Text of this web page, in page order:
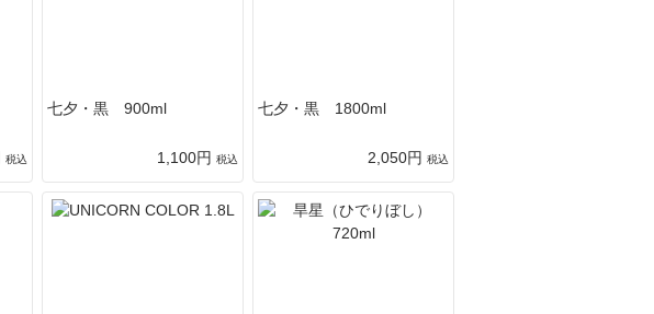
税込
七夕・黒 900ml
1,100円 税込
七夕・黒 1800ml
2,050円 税込